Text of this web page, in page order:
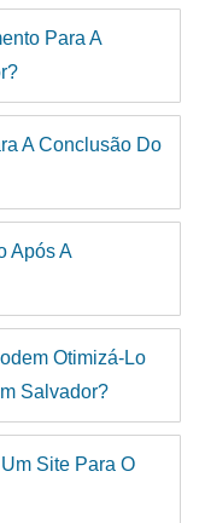
Para A
A Conclusão Do
Após A
Otimizá-Lo
Salvador?
Site Para O